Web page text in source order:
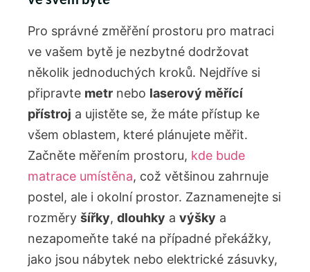
Pro správné změřění prostoru pro matraci
ve vašem bytě je nezbytné dodržovat
několik jednoduchých kroků. Nejdříve si
připravte metr nebo laserový měřící
přístroj a ujistěte se, že máte přístup ke
všem oblastem, které plánujete měřit.
Začněte měřením prostoru, kde bude
matrace umístěna, což většinou zahrnuje
postel, ale i okolní prostor. Zaznamenejte si
rozměry šířky, dlouhky a výšky a
nezapomeňte také na případné překážky,
jako jsou nábytek nebo elektrické zásuvky,